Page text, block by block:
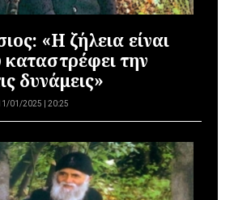
«Η ζήλεια είναι
την
δυνάμεις»
01/2025 | 20:25